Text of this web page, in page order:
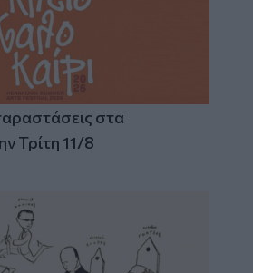
στα
Τρίτη 11/8